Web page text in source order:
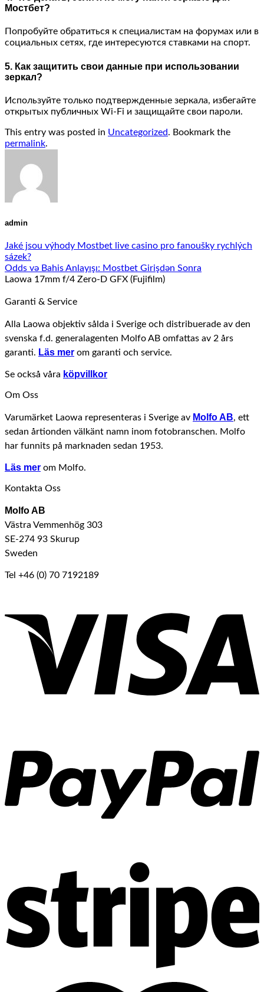
Мостбет?
Попробуйте обратиться к специалистам на форумах или в
социальных сетях, где интересуются ставками на спорт.
5. Как защитить свои данные при использовании
зеркал?
Используйте только подтвержденные зеркала, избегайте
открытых публичных Wi-Fi и защищайте свои пароли.
This entry was posted in Uncategorized. Bookmark the
permalink.
admin
Jaké jsou výhody Mostbet live casino pro fanoušky rychlých
sázek?
Odds və Bahis Anlayışı: Mostbet Girişdən Sonra
Laowa 17mm f/4 Zero-D GFX (Fujifilm)
Garanti & Service
Alla Laowa objektiv sålda i Sverige och distribuerade av den
svenska f.d. generalagenten Molfo AB omfattas av 2 års
garanti. Läs mer om garanti och service.
Se också våra köpvillkor
Om Oss
Varumärket Laowa representeras i Sverige av Molfo AB, ett
sedan årtionden välkänt namn inom fotobranschen. Molfo
har funnits på marknaden sedan 1953.
Läs mer om Molfo.
Kontakta Oss
Molfo AB
Västra Vemmenhög 303
SE-274 93 Skurup
Sweden
Tel +46 (0) 70 7192189